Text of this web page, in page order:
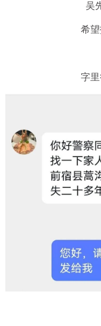
吴
希
字